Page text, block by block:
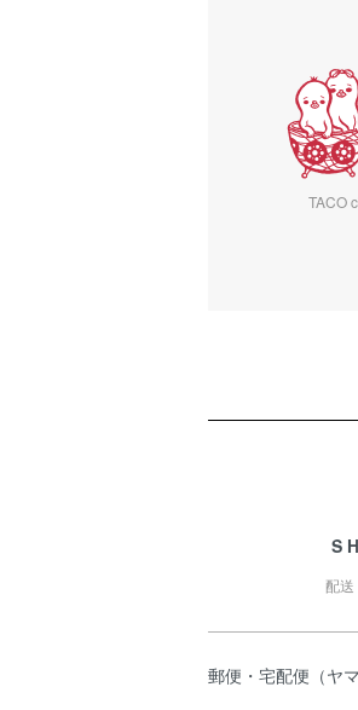
TACO
配
郵便・宅配便（ヤ